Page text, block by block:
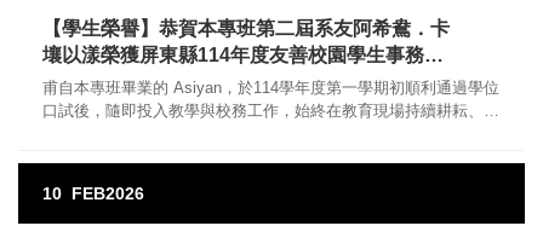
【學生榮譽】恭賀本專班第二屆系友阿希鴦．卡
壤以漾榮獲屏東縣114年度友善校園學生事務與
輔導工作性別平等教育議題教學實踐徵選活動優
等獎！
甫自本專班畢業的 Asiyan，於114學年度第一學期初順利通過學位
口試後，隨即投入教學與校務工作，始終在教育現場持續耕耘、默
10 FEB2026